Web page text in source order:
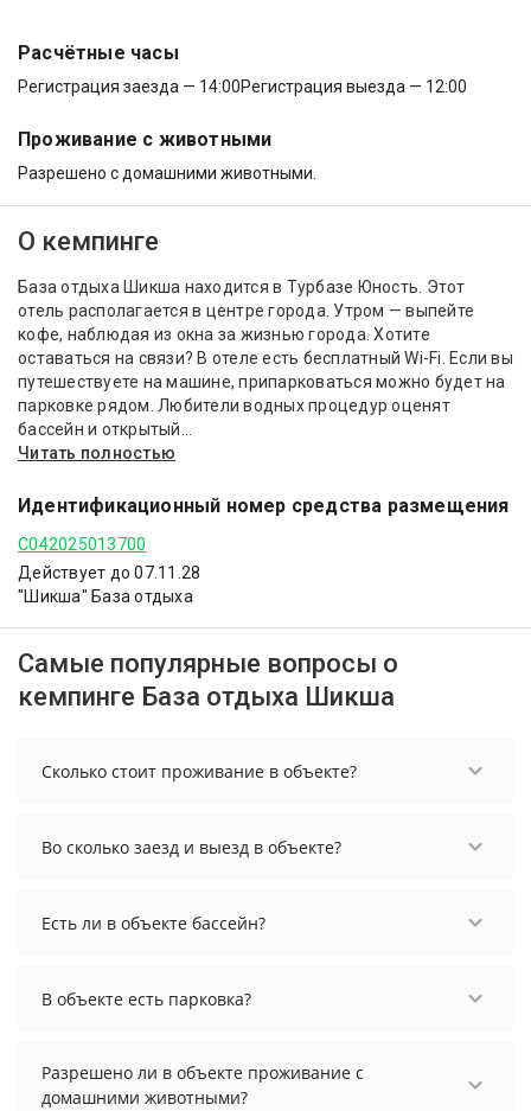
Расчётные часы
Регистрация заезда — 14:00Регистрация выезда — 12:00
Проживание с животными
Разрешено с домашними животными.
О кемпинге
База отдыха Шикша находится в Турбазе Юность. Этот
отель располагается в центре города. Утром — выпейте
кофе, наблюдая из окна за жизнью города. Хотите
оставаться на связи? В отеле есть бесплатный Wi-Fi. Если вы
путешествуете на машине, припарковаться можно будет на
парковке рядом. Любители водных процедур оценят
бассейн и открытый...
Читать полностью
Идентификационный номер средства размещения
С042025013700
Действует до 07.11.28
"Шикша" База отдыха
Самые популярные вопросы о
кемпинге База отдыха Шикша
Сколько стоит проживание в объекте?
3658 рублей. Чтобы увидеть актуальные цены на
проживание, выберите нужные даты и
Во сколько заезд и выезд в объекте?
осуществить до 12:00.
Есть ли в объекте бассейн?
В объекте есть парковка?
перед бронированием у менеджера, возможно,
услуга оплачивается отдельно.
Разрешено ли в объекте проживание с
домашними животными?